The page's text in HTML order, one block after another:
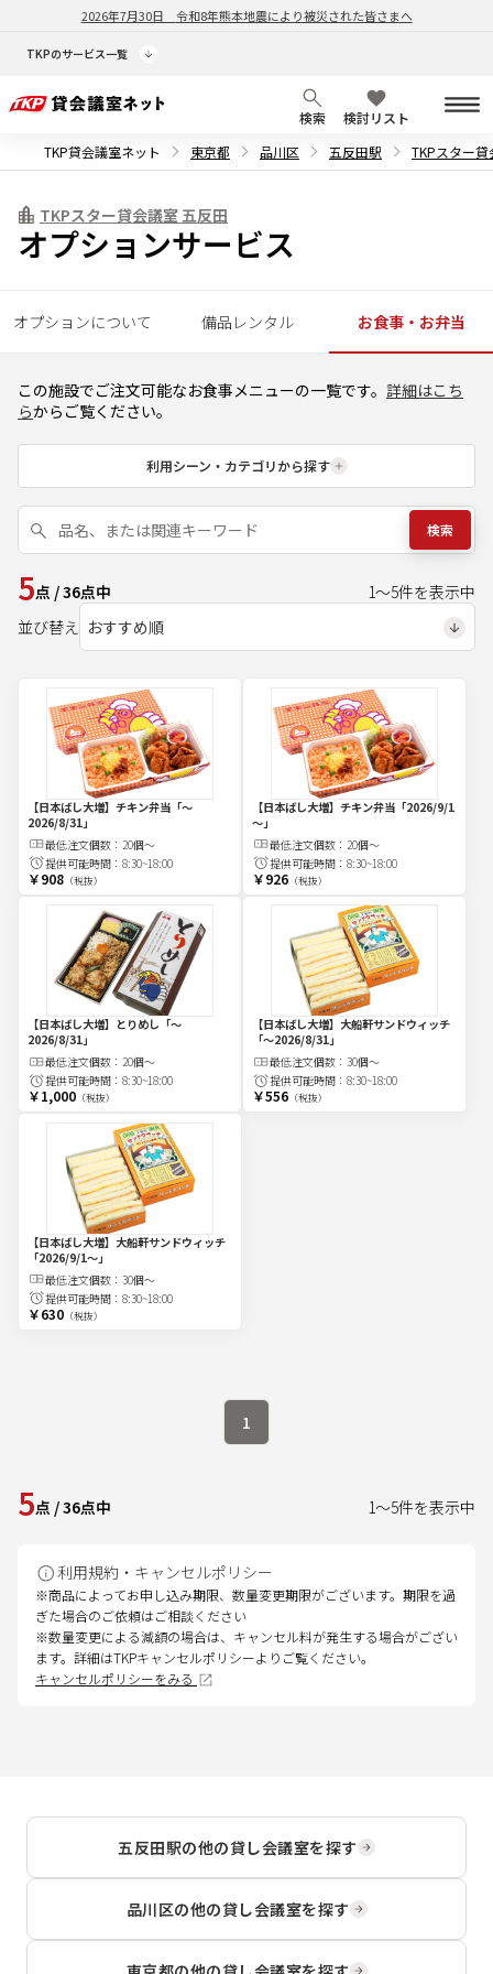
2026年7月30日 令和8年熊本地震により被災された皆さまへ
TKPのサービス一覧
検索
検討リスト
TKP貸会議室ネット
東京都 品川区 五反田駅 TKPスター
TKPスター貸会議室 五反田
オプションサービス
オプションについて 備品レンタル お食事・お弁当
この施設でご注文可能なお食事メニューの一覧です。 詳細はこち
らからご覧ください。
利用シーン・カテゴリから探す
検索
5点 /36点中 1～5件を表示中
並び替え
【日本ばし大増】チキン弁当「～
2026/8/31」
最低注文個数： 20個～
提供可能時間： 8:30~18:00
￥908（税抜）
【日本ばし大増】チキン弁当「2026/9/1
～」
最低注文個数： 20個～
提供可能時間： 8:30~18:00
￥926（税抜）
【日本ばし大増】とりめし 「～
2026/8/31」
最低注文個数： 20個～
提供可能時間： 8:30~18:00
￥1,000（税抜）
【日本ばし大増】大船軒サンドウィッチ
「～2026/8/31」
最低注文個数： 30個～
提供可能時間： 8:30~18:00
￥556（税抜）
【日本ばし大増】大船軒サンドウィッチ
「2026/9/1～」
最低注文個数： 30個～
提供可能時間： 8:30~18:00
￥630（税抜）
1
5点 /36点中 1～5件を表示中
利用規約・キャンセルポリシー
※商品によってお申し込み期限、数量変更期限がございます。期限を過
ぎた場合のご依頼はご相談ください
※数量変更による減額の場合は、キャンセル料が発生する場合がござい
ます。詳細はTKPキャンセルポリシーよりご覧ください。
キャンセルポリシーをみる
五反田駅の他の貸し会議室を探す
品川区の他の貸し会議室を探す